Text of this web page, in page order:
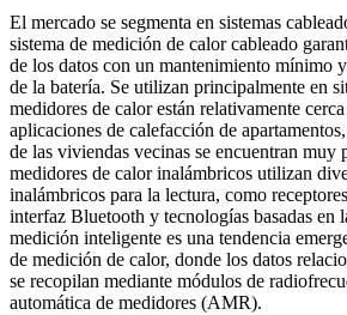
El mercado se segmenta en sistemas
sistema de medición de calor cableado
de los datos con un mantenimiento mínimo
de la batería. Se utilizan principalmente en
medidores de calor están relativamente
aplicaciones de calefacción de
de las viviendas vecinas se encuentran muy
medidores de calor inalámbricos utilizan
inalámbricos para la lectura, como
interfaz Bluetooth y tecnologías basadas en
medición inteligente es una tendencia
de medición de calor, donde los datos
se recopilan mediante módulos de
automática de medidores (AMR).